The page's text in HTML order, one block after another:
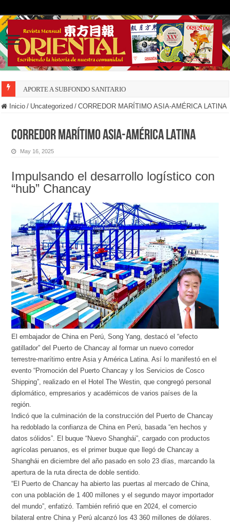
APORTE A SUBFONDO SANITARIO
Inicio / Uncategorized / CORREDOR MARÍTIMO ASIA-AMÉRICA LATINA
CORREDOR MARÍTIMO ASIA-AMÉRICA LATINA
May 16, 2025
Impulsando el desarrollo logístico con
“hub” Chancay
El embajador de China en Perú, Song Yang, destacó el “efecto
gatillador” del Puerto de Chancay al formar un nuevo corredor
terrestre-marítimo entre Asia y América Latina. Así lo manifestó en el
evento “Promoción del Puerto Chancay y los Servicios de Cosco
Shipping”, realizado en el Hotel The Westin, que congregó personal
diplomático, empresarios y académicos de varios países de la
región.
Indicó que la culminación de la construcción del Puerto de Chancay
ha redoblado la confianza de China en Perú, basada “en hechos y
datos sólidos”. El buque “Nuevo Shanghái”, cargado con productos
agrícolas peruanos, es el primer buque que llegó de Chancay a
Shanghái en diciembre del año pasado en solo 23 días, marcando la
apertura de la ruta directa de doble sentido.
“El Puerto de Chancay ha abierto las puertas al mercado de China,
con una población de 1 400 millones y el segundo mayor importador
del mundo”, enfatizó. También refirió que en 2024, el comercio
bilateral entre China y Perú alcanzó los 43 360 millones de dólares.